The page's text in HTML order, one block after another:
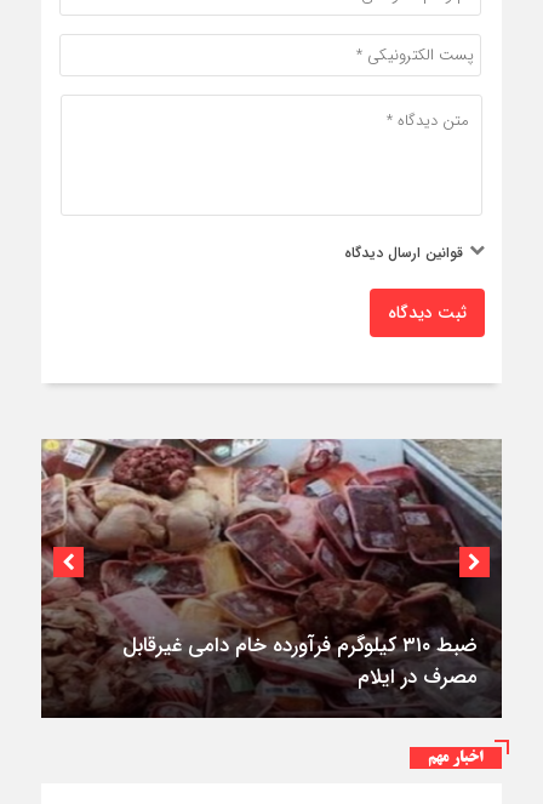
قوانین ارسال دیدگاه
ثبت دیدگاه
ضبط ۳۱۰ کیلوگرم فرآورده خام دامی غیرقابل
مصرف در ایلام
اخبار مهم